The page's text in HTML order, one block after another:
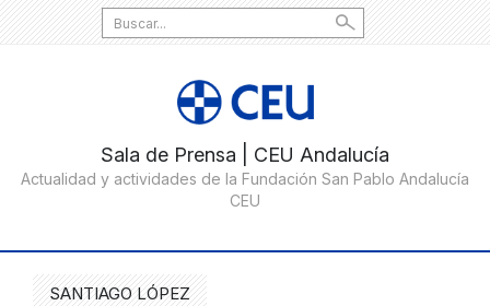
Search
for:
SANTIAGO LÓPEZ